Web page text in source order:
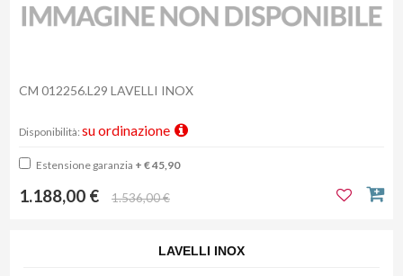
CM 012256.L29 LAVELLI INOX
Disponibilità: su ordinazione
Estensione garanzia + € 45,90
1.188,00 € 1.536,00 €
LAVELLI INOX